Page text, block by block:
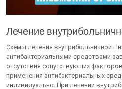
Лечение
Схемы лечения внутрибольничной
антибактериальными средствами
отсутствия сопутствующих
применения антибактериальных
индивидуально. При лечении